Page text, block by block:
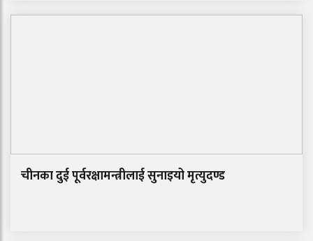
चीनका दुई पूर्वरक्षामन्त्रीलाई सुनाइयो मृत्युदण्ड